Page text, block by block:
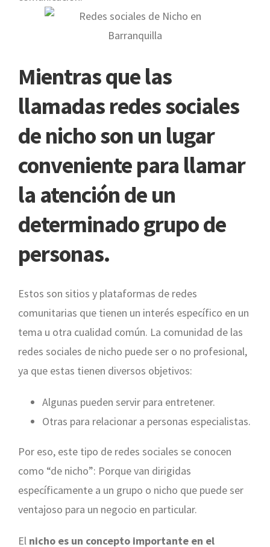
Mientras que las
llamadas redes sociales
de nicho son un lugar
conveniente para llamar
la atención de un
determinado grupo de
personas.
Estos son sitios y plataformas de redes
comunitarias que tienen un interés específico en un
tema u otra cualidad común. La comunidad de las
redes sociales de nicho puede ser o no profesional,
ya que estas tienen diversos objetivos:
Algunas pueden servir para entretener.
Otras para relacionar a personas especialistas.
Por eso, este tipo de redes sociales se conocen
como “de nicho”: Porque van dirigidas
específicamente a un grupo o nicho que puede ser
ventajoso para un negocio en particular.
El nicho es un concepto importante en el